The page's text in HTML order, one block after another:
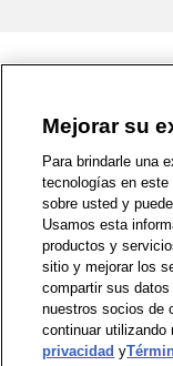
1-800-679-9691 |
Política de
Zona de
Mejorar su
Para brindarle una
tecnologías en
sobre usted y
Usamos esta
productos y
sitio y mejorar los
compartir sus
nuestros socios de
continuar
privacidad y